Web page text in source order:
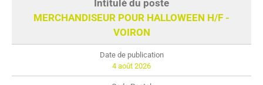
MERCHANDISEUR POUR HALLOWEEN H/F -
VOIRON
4 août 2026